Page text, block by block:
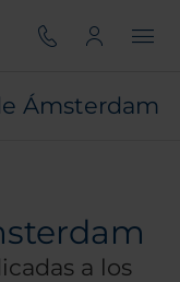
Ámsterdam
a los